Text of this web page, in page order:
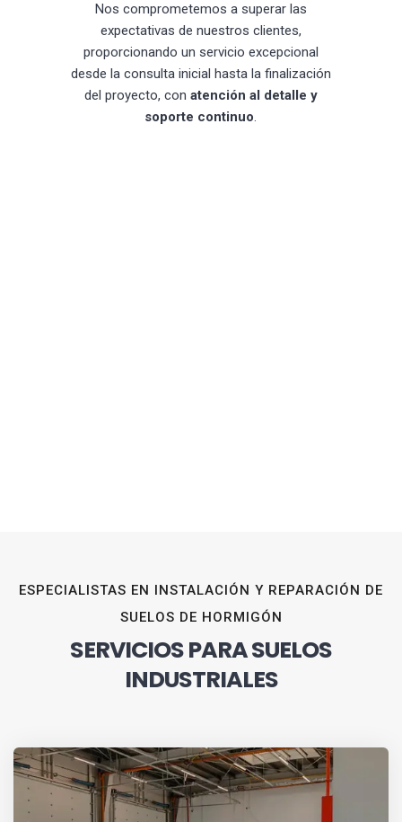
Nos comprometemos a superar las
expectativas de nuestros clientes,
proporcionando un servicio excepcional
desde la consulta inicial hasta la finalización
del proyecto, con atención al detalle y
soporte continuo.
ESPECIALISTAS EN INSTALACIÓN Y REPARACIÓN DE
SUELOS DE HORMIGÓN
SERVICIOS PARA SUELOS
INDUSTRIALES